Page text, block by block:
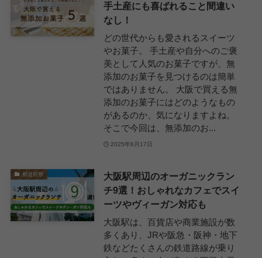
手土産にも喜ばれること間違い
なし！
どの世代からも愛されるスイーツ
やお菓子。 手土産や自分へのご褒
美として人気のお菓子ですが、無
添加のお菓子を見つけるのは簡単
ではありません。 大阪で買える無
添加のお菓子にはどのようなもの
があるのか、気になりますよね。
そこで今回は、無添加のお...
2025年6月17日
都道府県
大阪駅周辺のオーガニックラン
チ9選！おしゃれなカフェでスイ
ーツやヴィーガン対応も
大阪駅は、百貨店や商業施設が数
多くあり、JRや阪急・阪神・地下
鉄などたくさんの鉄道路線が乗り